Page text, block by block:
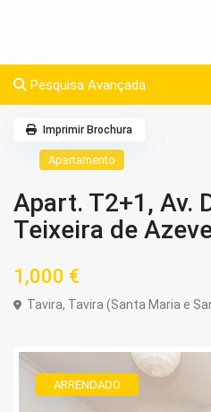
Pesquisa Avançada
Apartamento
Apart. T2+1, Av.
Teixeira de
1,000 €
Tavira, Tavira (Santa Maria e
Imprimir Brochura
ARRENDADO